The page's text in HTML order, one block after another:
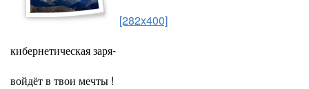
[282x400]
кибернетическая заря-
войдёт в твои мечты !